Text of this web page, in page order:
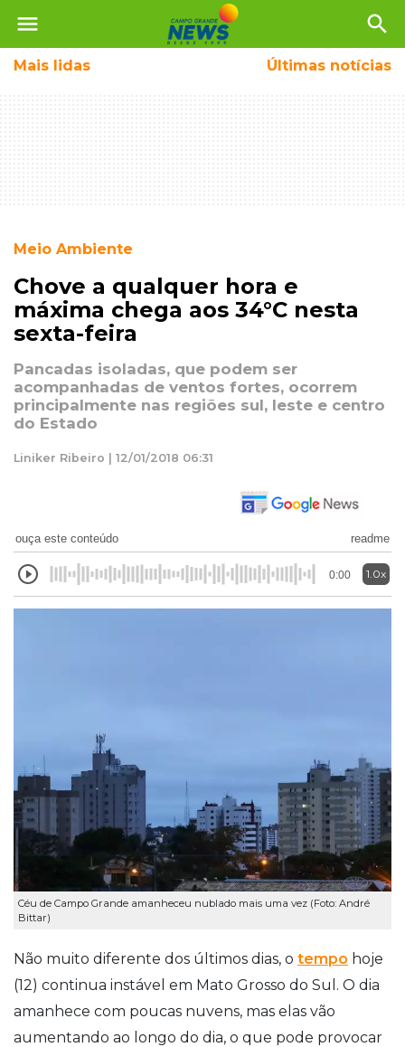
menu search
Mais lidas Últimas notícias
Meio Ambiente
Chove a qualquer hora e
máxima chega aos 34°C nesta
sexta-feira
Pancadas isoladas, que podem ser
acompanhadas de ventos fortes, ocorrem
principalmente nas regiões sul, leste e centro
do Estado
Liniker Ribeiro | 12/01/2018 06:31
ouça este conteúdo readme
0:00 1.0x
Céu de Campo Grande amanheceu nublado mais uma vez (Foto: André
Bittar)
Não muito diferente dos últimos dias, o tempo hoje
(12) continua instável em Mato Grosso do Sul. O dia
amanhece com poucas nuvens, mas elas vão
aumentando ao longo do dia, o que pode provocar